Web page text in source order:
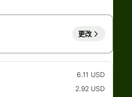
更改
6.11 USD
2.92 USD